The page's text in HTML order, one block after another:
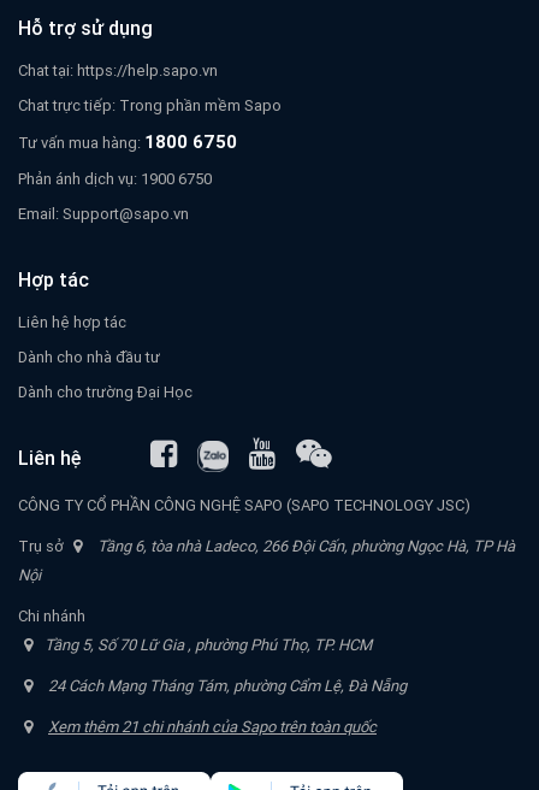
Hỗ trợ sử dụng
Chat tại:https://help.sapo.vn
Chat trực tiếp: Trong phần mềm Sapo
Tư vấn mua hàng: 1800 6750
Phản ánh dịch vụ: 1900 6750
Email:Support@sapo.vn
Hợp tác
Liên hệ hợp tác
Dành cho nhà đầu tư
Dành cho trường Đại Học
Liên hệ
CÔNG TY CỔ PHẦN CÔNG NGHỆ SAPO (SAPO TECHNOLOGY JSC)
Trụ sở
Tầng 6, tòa nhà Ladeco, 266 Đội Cấn, phường Ngọc Hà, TP Hà
Nội
Chi nhánh
Tầng 5, Số 70 Lữ Gia , phường Phú Thọ, TP. HCM
24 Cách Mạng Tháng Tám, phường Cẩm Lệ, Đà Nẵng
Xem thêm 21 chi nhánh của Sapo trên toàn quốc